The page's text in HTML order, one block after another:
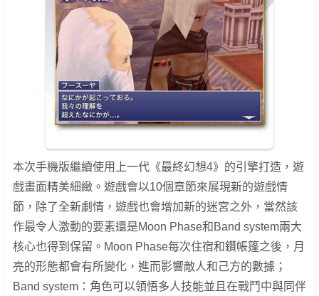
本次手機版繼續使用上一代《最終幻想4》的引擎打造，遊
戲畫面精美細緻。遊戲會以10個章節來展現新的遊戲情
節，除了全新劇情，遊戲也會增加新的迷宮之外，當然該
作最令人激動的要素還是Moon Phase和Band system兩大
核心也得到保留。Moon Phase每次住宿和鑽帳篷之後，月
亮的形態都會有所變化，進而影響敵人和己方的數據；
Band system：角色可以領悟多人技能並且在戰鬥中與同伴